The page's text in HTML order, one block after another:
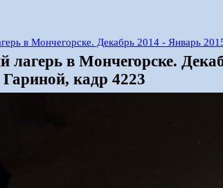
в Мончегорске. Декабрь 2014 - Январь
лагерь в Мончегорске.
кадр 4223